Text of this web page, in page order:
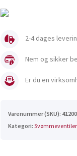
antal
2-4 dages
Nem og sikker
Er du en
Varenummer (SKU):
Kategori: Svømmeventiler